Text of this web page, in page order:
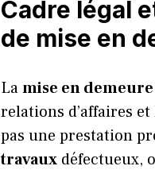
Cadre légal
de mise en
Lamise en demeure
relations d’affaires
pas une prestation
travaux défectueux,